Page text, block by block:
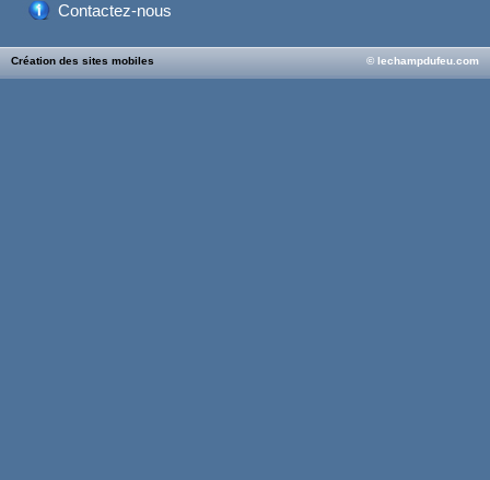
Contactez-nous
Création des sites mobiles © lechampdufeu.com